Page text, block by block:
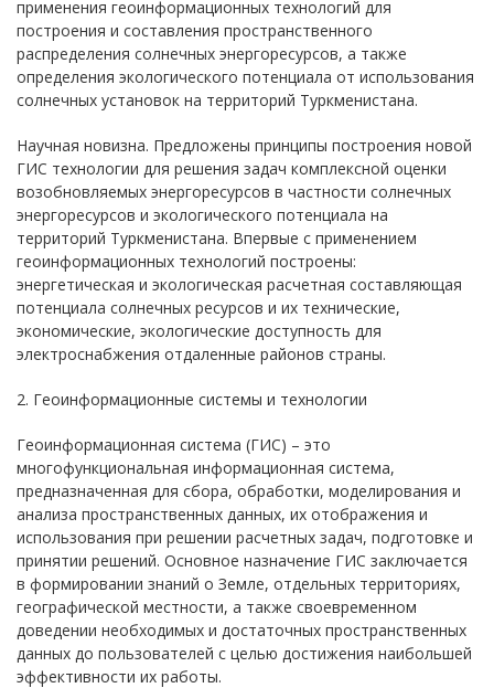
применения геоинформационных технологий для
построения и составления пространственного
распределения солнечных энергоресурсов, а также
определения экологического потенциала от использования
солнечных установок на территорий Туркменистана.
Научная новизна. Предложены принципы построения новой
ГИС технологии для решения задач комплексной оценки
возобновляемых энергоресурсов в частности солнечных
энергоресурсов и экологического потенциала на
территорий Туркменистана. Впервые с применением
геоинформационных технологий построены:
энергетическая и экологическая расчетная составляющая
потенциала солнечных ресурсов и их технические,
экономические, экологические доступность для
электроснабжения отдаленные районов страны.
2. Геоинформационные системы и технологии
Геоинформационная система (ГИС) – это
многофункциональная информационная система,
предназначенная для сбора, обработки, моделирования и
анализа пространственных данных, их отображения и
использования при решении расчетных задач, подготовке и
принятии решений. Основное назначение ГИС заключается
в формировании знаний о Земле, отдельных территориях,
географической местности, а также своевременном
доведении необходимых и достаточных пространственных
данных до пользователей с целью достижения наибольшей
эффективности их работы.